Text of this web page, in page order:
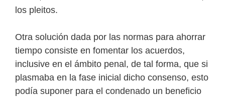
los pleitos.
Otra solución dada por las normas para ahorrar
tiempo consiste en fomentar los acuerdos,
inclusive en el ámbito penal, de tal forma, que si
plasmaba en la fase inicial dicho consenso, esto
podía suponer para el condenado un beneficio